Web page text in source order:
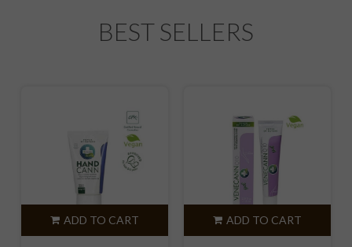
BEST SELLERS
ADD TO CART ADD TO CART